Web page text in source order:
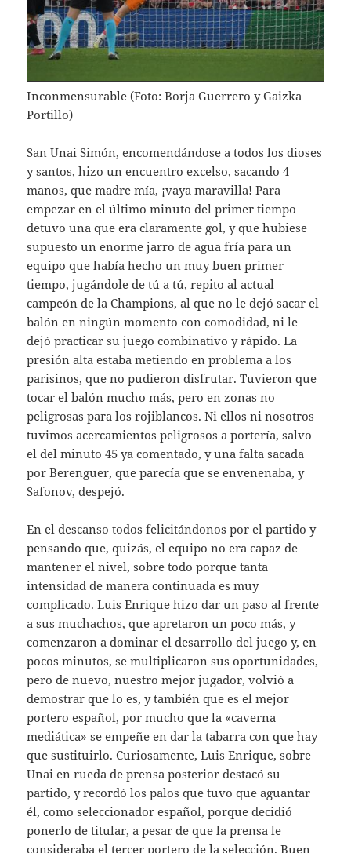
Inconmensurable (Foto: Borja Guerrero y Gaizka
Portillo)
San Unai Simón, encomendándose a todos los dioses
y santos, hizo un encuentro excelso, sacando 4
manos, que madre mía, ¡vaya maravilla! Para
empezar en el último minuto del primer tiempo
detuvo una que era claramente gol, y que hubiese
supuesto un enorme jarro de agua fría para un
equipo que había hecho un muy buen primer
tiempo, jugándole de tú a tú, repito al actual
campeón de la Champions, al que no le dejó sacar el
balón en ningún momento con comodidad, ni le
dejó practicar su juego combinativo y rápido. La
presión alta estaba metiendo en problema a los
parisinos, que no pudieron disfrutar. Tuvieron que
tocar el balón mucho más, pero en zonas no
peligrosas para los rojiblancos. Ni ellos ni nosotros
tuvimos acercamientos peligrosos a portería, salvo
el del minuto 45 ya comentado, y una falta sacada
por Berenguer, que parecía que se envenenaba, y
Safonov, despejó.
En el descanso todos felicitándonos por el partido y
pensando que, quizás, el equipo no era capaz de
mantener el nivel, sobre todo porque tanta
intensidad de manera continuada es muy
complicado. Luis Enrique hizo dar un paso al frente
a sus muchachos, que apretaron un poco más, y
comenzaron a dominar el desarrollo del juego y, en
pocos minutos, se multiplicaron sus oportunidades,
pero de nuevo, nuestro mejor jugador, volvió a
demostrar que lo es, y también que es el mejor
portero español, por mucho que la «caverna
mediática» se empeñe en dar la tabarra con que hay
que sustituirlo. Curiosamente, Luis Enrique, sobre
Unai en rueda de prensa posterior destacó su
partido, y recordó los palos que tuvo que aguantar
él, como seleccionador español, porque decidió
ponerlo de titular, a pesar de que la prensa le
consideraba el tercer portero de la selección. Buen